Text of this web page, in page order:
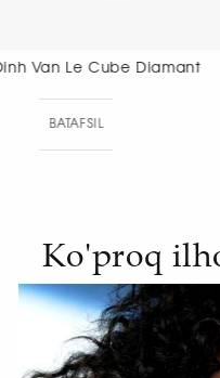
Uzuk Dinh Van Le
Ko'proq